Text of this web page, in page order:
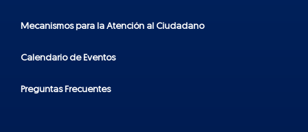
Mecanismos para la Atención al Ciudadano
Calendario de Eventos
Preguntas Frecuentes